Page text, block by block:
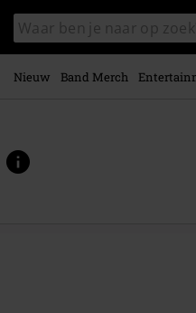
naar
hoofdinhoud
Zoek
in
catalogus
Nieuw Band Merch